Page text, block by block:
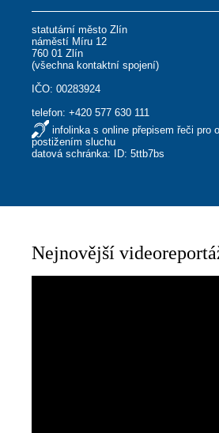
statutární město Zlín
náměstí Míru 12
760 01 Zlín
(všechna kontaktní spojení)
IČO: 00283924
telefon:+420 577 630 111
infolinka s online přepisem řeči pro
postižením sluchu
datová schránka: ID: 5ttb7bs
Nejnovější